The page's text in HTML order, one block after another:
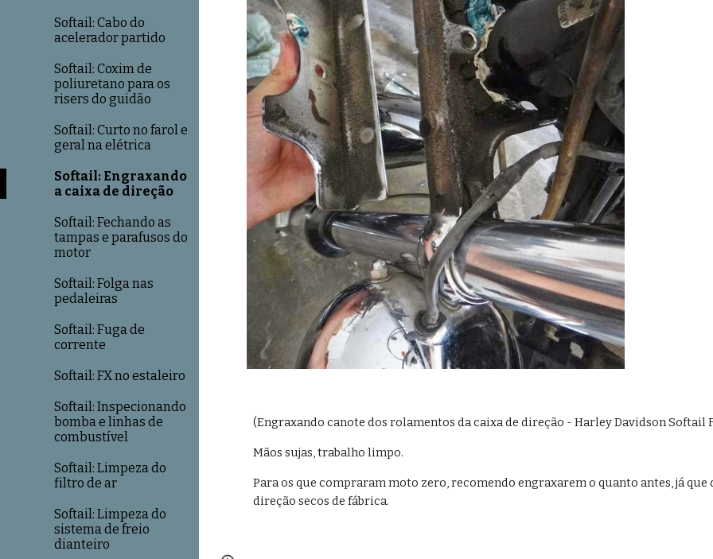
Softail: Cabo do
acelerador partido
Softail: Coxim de
poliuretano para os
risers do guidão
Softail: Curto no farol e
geral na elétrica
Softail: Engraxando
a caixa de direção
Softail: Fechando as
tampas e parafusos do
motor
Softail: Folga nas
pedaleiras
Softail: Fuga de
corrente
Softail: FX no estaleiro
Softail: Inspecionando
bomba e linhas de
combustível
Softail: Limpeza do
filtro de ar
Softail: Limpeza do
sistema de freio
dianteiro
(Engraxando canote dos rolamentos da caixa de direção - Harley Davidson Softail
Mãos sujas, trabalho limpo.
Para os que compraram moto zero, recomendo engraxarem o quanto antes, já
direção secos de fábrica.